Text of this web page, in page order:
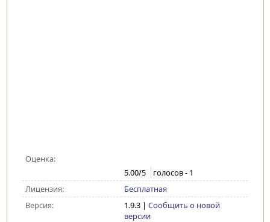
Оценка:
5.00/5 голосов - 1
Лицензия:
Бесплатная
Версия:
1.9.3| Сообщить о новой
версии